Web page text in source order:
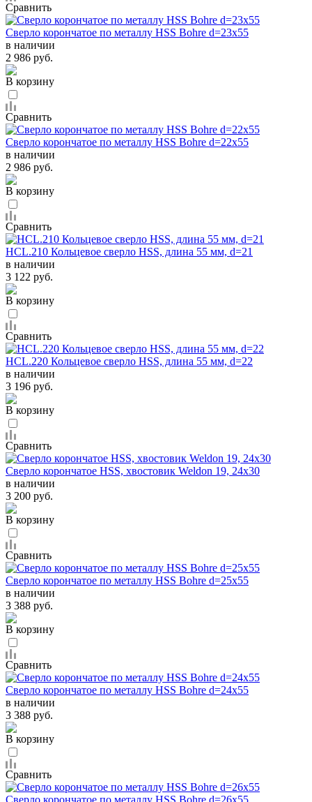
Сравнить
Сверло корончатое по металлу HSS Bohre d=23х55
в наличии
2 986 руб.
В корзину
Сравнить
Сверло корончатое по металлу HSS Bohre d=22х55
в наличии
2 986 руб.
В корзину
Сравнить
HCL.210 Кольцевое сверло HSS, длина 55 мм, d=21
в наличии
3 122 руб.
В корзину
Сравнить
HCL.220 Кольцевое сверло HSS, длина 55 мм, d=22
в наличии
3 196 руб.
В корзину
Сравнить
Сверло корончатое HSS, хвостовик Weldon 19, 24x30
в наличии
3 200 руб.
В корзину
Сравнить
Сверло корончатое по металлу HSS Bohre d=25х55
в наличии
3 388 руб.
В корзину
Сравнить
Сверло корончатое по металлу HSS Bohre d=24х55
в наличии
3 388 руб.
В корзину
Сравнить
Сверло корончатое по металлу HSS Bohre d=26х55